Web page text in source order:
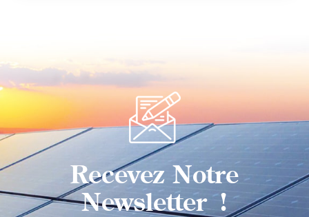
Recevez Notre
Newsletter !